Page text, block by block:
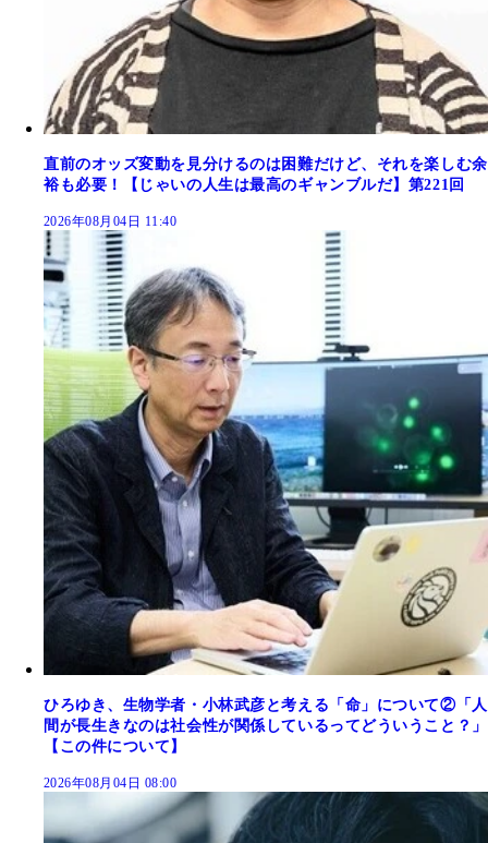
直前のオッズ変動を見分けるのは困難だけど、それを楽しむ余
裕も必要！【じゃいの人生は最高のギャンブルだ】第221回
2026年08月04日 11:40
ひろゆき、生物学者・小林武彦と考える「命」について②「人
間が長生きなのは社会性が関係しているってどういうこと？」
【この件について】
2026年08月04日 08:00